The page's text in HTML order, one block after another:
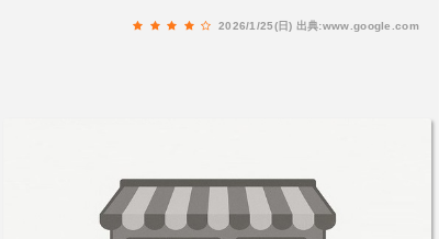
2026/1/25(日) 出典:www.google.com